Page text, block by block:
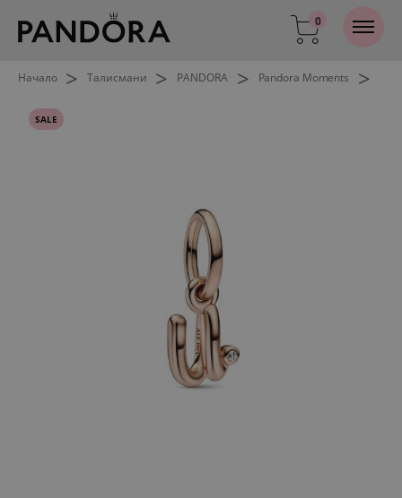
0
Начало > Талисмани > PANDORA > Pandora Moments >
SALE